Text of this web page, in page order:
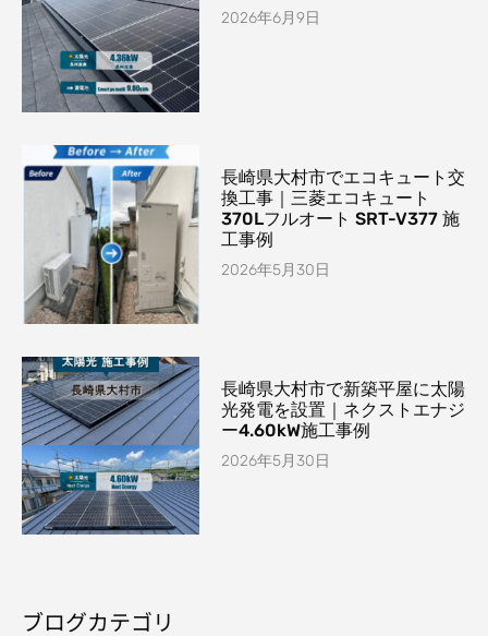
2026年6月9日
長崎県大村市でエコキュート交
換工事｜三菱エコキュート
370Lフルオート SRT-V377 施
工事例
2026年5月30日
長崎県大村市で新築平屋に太陽
光発電を設置｜ネクストエナジ
ー4.60kW施工事例
2026年5月30日
ブログカテゴリ